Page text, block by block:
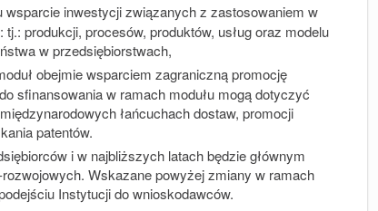
wsparcie inwestycji związanych z zastosowaniem w
produkcji, procesów, produktów, usług oraz modelu
w przedsiębiorstwach,
obejmie wsparciem zagraniczną promocję
sfinansowania w ramach modułu mogą dotyczyć
łańcuchach dostaw, promocji
patentów.
i w najbliższych latach będzie głównym
Wskazane powyżej zmiany w ramach
Instytucji do wnioskodawców.